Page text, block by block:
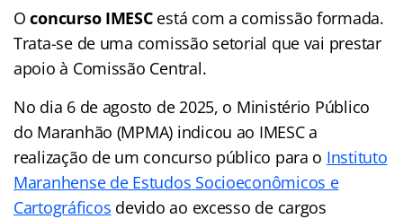
Oconcurso IMESCestá com a comissão formada.
Trata-se de uma comissão setorial que vai prestar
apoio à Comissão Central.
No dia 6 de agosto de 2025, o Ministério Público
do Maranhão (MPMA) indicou ao IMESC a
realização de um concurso público para o Instituto
Maranhense de Estudos Socioeconômicos e
Cartográficos devido ao excesso de cargos